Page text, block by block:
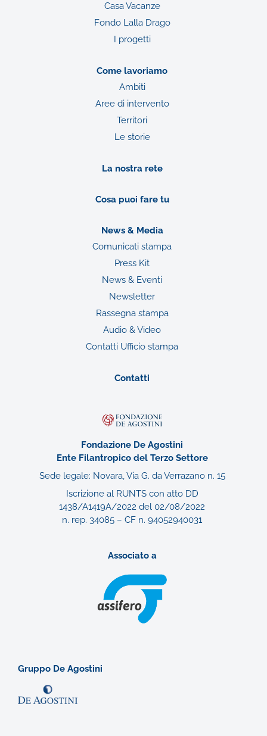
Casa Vacanze
Fondo Lalla Drago
I progetti
Come lavoriamo
Ambiti
Aree di intervento
Territori
Le storie
La nostra rete
Cosa puoi fare tu
News & Media
Comunicati stampa
Press Kit
News & Eventi
Newsletter
Rassegna stampa
Audio & Video
Contatti Ufficio stampa
Contatti
Fondazione De Agostini
Ente Filantropico del Terzo Settore
Sede legale: Novara, Via G. da Verrazano n. 15
Iscrizione al RUNTS con atto DD
1438/A1419A/2022 del 02/08/2022
n. rep. 34085 – CF n. 94052940031
Associato a
Gruppo De Agostini